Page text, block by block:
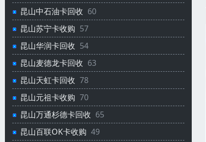
昆山中石油卡回收 60
昆山苏宁卡收购 57
昆山华润卡回收 54
昆山麦德龙卡回收 63
昆山天虹卡回收 78
昆山元祖卡收购 70
昆山万通杉德卡回收 65
昆山百联OK卡收购 49